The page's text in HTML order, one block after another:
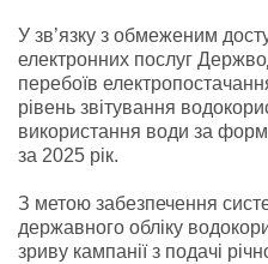
У зв’язку з обмеженим
електронних послуг
перебоїв
рівень звітування
використання води за
за 2025 рік.
З метою забезпечення
державного обліку
зриву кампанії з подачі